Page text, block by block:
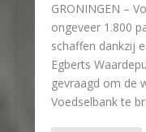
GRONINGEN –
ongeveer 1.800
schaffen dankzij
Egberts
gevraagd om de
Voedselbank te